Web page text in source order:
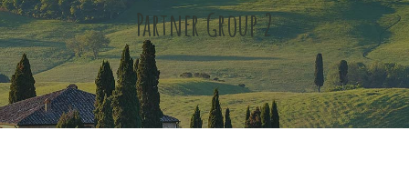
Partner Group 2